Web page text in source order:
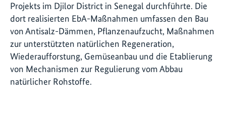
Projekts im Djilor District in Senegal durchführte. Die
dort realisierten EbA-Maßnahmen umfassen den Bau
von Antisalz-Dämmen, Pflanzenaufzucht, Maßnahmen
zur unterstützten natürlichen Regeneration,
Wiederaufforstung, Gemüseanbau und die Etablierung
von Mechanismen zur Regulierung vom Abbau
natürlicher Rohstoffe.